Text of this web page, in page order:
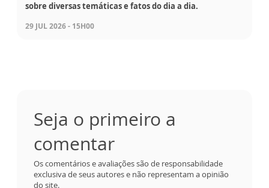
sobre diversas temáticas e fatos do dia a dia.
29 JUL 2026 - 15H00
Seja o primeiro a
comentar
Os comentários e avaliações são de responsabilidade
exclusiva de seus autores e não representam a opinião
do site.